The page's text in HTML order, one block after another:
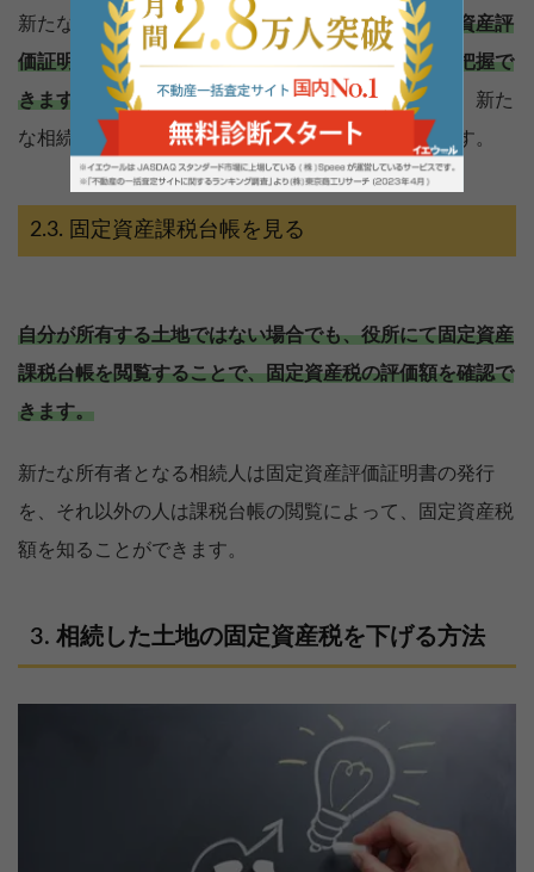
新たな土地の所有者なら、市区町村の役場にて固定資産評
価証明書を発行してもらうことで、固定資産税額は把握で
きます。
所有する土地を管轄する役場の窓口でなら、新た
な相続人が固定資産評価証明書を発行してもらえます。
固定資産課税台帳を見る
自分が所有する土地ではない場合でも、役所にて固定資産
課税台帳を閲覧することで、固定資産税の評価額を確認で
きます。
新たな所有者となる相続人は固定資産評価証明書の発行
を、それ以外の人は課税台帳の閲覧によって、固定資産税
額を知ることができます。
相続した土地の固定資産税を下げる方法